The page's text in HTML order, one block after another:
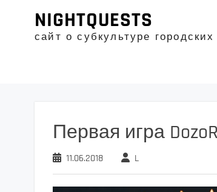
содержимому
NIGHTQUESTS
сайт о субкультуре городских
Первая игра
11.06.2018 L